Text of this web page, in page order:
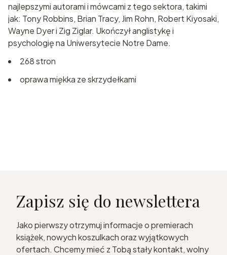
najlepszymi autorami i mówcami z tego sektora, takimi
jak: Tony Robbins, Brian Tracy, Jim Rohn, Robert Kiyosaki,
Wayne Dyer i Zig Ziglar. Ukończył anglistykę i
psychologię na Uniwersytecie Notre Dame.
268 stron
oprawa miękka ze skrzydełkami
Zapisz się do newslettera
Jako pierwszy otrzymuj informacje o premierach
książek, nowych koszulkach oraz wyjątkowych
ofertach. Chcemy mieć z Tobą stały kontakt, wolny